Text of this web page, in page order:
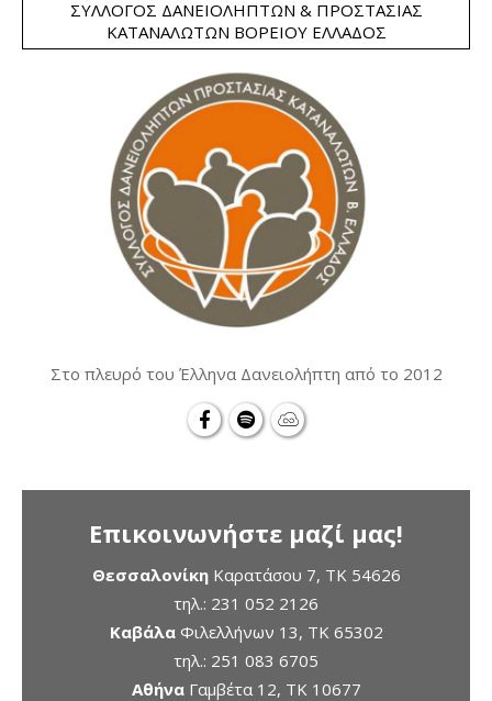
ΣΎΛΛΟΓΟΣ ΔΑΝΕΙΟΛΗΠΤΏΝ & ΠΡΟΣΤΑΣΊΑΣ
ΚΑΤΑΝΑΛΩΤΏΝ ΒΟΡΕΊΟΥ ΕΛΛΆΔΟΣ
Στο πλευρό του Έλληνα Δανειολήπτη από το 2012
Επικοινωνήστε μαζί μας!
ΘεσσαλονίκηΚαρατάσου 7, TK 54626
τηλ.: 231 052 2126
ΚαβάλαΦιλελλήνων 13, ΤΚ 65302
τηλ.: 251 083 6705
ΑθήναΓαμβέτα 12, ΤΚ 10677